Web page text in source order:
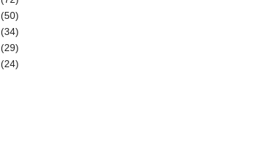
(50)
(34)
(29)
(24)